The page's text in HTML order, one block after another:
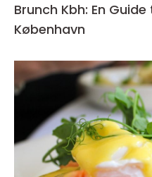
Brunch Kbh: En
København